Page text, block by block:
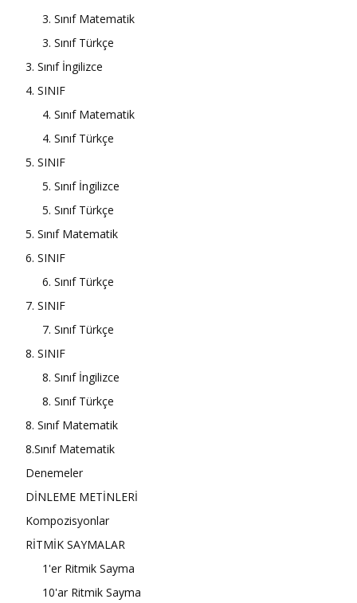
3. Sınıf Matematik
3. Sınıf Türkçe
3. Sınıf İngilizce
4. SINIF
4. Sınıf Matematik
4. Sınıf Türkçe
5. SINIF
5. Sınıf İngilizce
5. Sınıf Türkçe
5. Sınıf Matematik
6. SINIF
6. Sınıf Türkçe
7. SINIF
7. Sınıf Türkçe
8. SINIF
8. Sınıf İngilizce
8. Sınıf Türkçe
8. Sınıf Matematik
8.Sınıf Matematik
Denemeler
DİNLEME METİNLERİ
Kompozisyonlar
RİTMİK SAYMALAR
1'er Ritmik Sayma
10'ar Ritmik Sayma